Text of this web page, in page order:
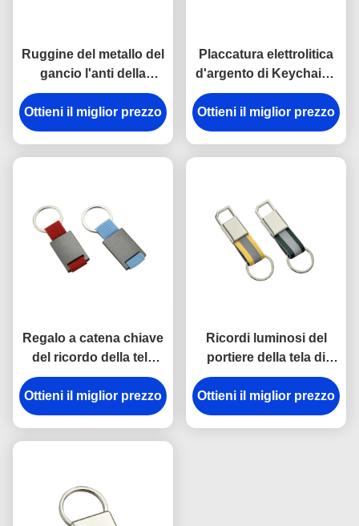
Ruggine del metallo del
gancio l'anti della
catena chiave della
rottura in lega di zinco
del supporto ha inciso
Ottieni il miglior prezzo
Placcatura elettrolitica
d'argento di Keychains
del portiere di plastica
del metallo dell'ABS del
trapezio
Ottieni il miglior prezzo
Regalo a catena chiave
del ricordo della tela
dell'incisione laser del
supporto del metallo di
rettangolo
Ottieni il miglior prezzo
Ricordi luminosi del
portiere della tela di
spessore dei
portachiavi a anello
9mm del gancio della
Ottieni il miglior prezzo